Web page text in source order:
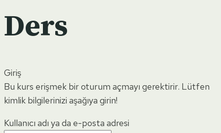
Ders
Giriş
Bu kurs erişmek bir oturum açmayı gerektirir. Lütfen
kimlik bilgilerinizi aşağıya girin!
Kullanıcı adı ya da e-posta adresi